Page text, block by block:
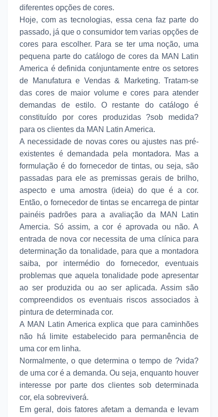
diferentes opções de cores.
Hoje, com as tecnologias, essa cena faz parte do
passado, já que o consumidor tem varias opções de
cores para escolher. Para se ter uma noção, uma
pequena parte do catálogo de cores da MAN Latin
America é definida conjuntamente entre os setores
de Manufatura e Vendas & Marketing. Tratam-se
das cores de maior volume e cores para atender
demandas de estilo. O restante do catálogo é
constituído por cores produzidas ?sob medida?
para os clientes da MAN Latin America.
A necessidade de novas cores ou ajustes nas pré-
existentes é demandada pela montadora. Mas a
formulação é do fornecedor de tintas, ou seja, são
passadas para ele as premissas gerais de brilho,
aspecto e uma amostra (ideia) do que é a cor.
Então, o fornecedor de tintas se encarrega de pintar
painéis padrões para a avaliação da MAN Latin
Amercia. Só assim, a cor é aprovada ou não. A
entrada de nova cor necessita de uma clínica para
determinação da tonalidade, para que a montadora
saiba, por intermédio do fornecedor, eventuais
problemas que aquela tonalidade pode apresentar
ao ser produzida ou ao ser aplicada. Assim são
compreendidos os eventuais riscos associados à
pintura de determinada cor.
A MAN Latin America explica que para caminhões
não há limite estabelecido para permanência de
uma cor em linha.
Normalmente, o que determina o tempo de ?vida?
de uma cor é a demanda. Ou seja, enquanto houver
interesse por parte dos clientes sob determinada
cor, ela sobreviverá.
Em geral, dois fatores afetam a demanda e levam